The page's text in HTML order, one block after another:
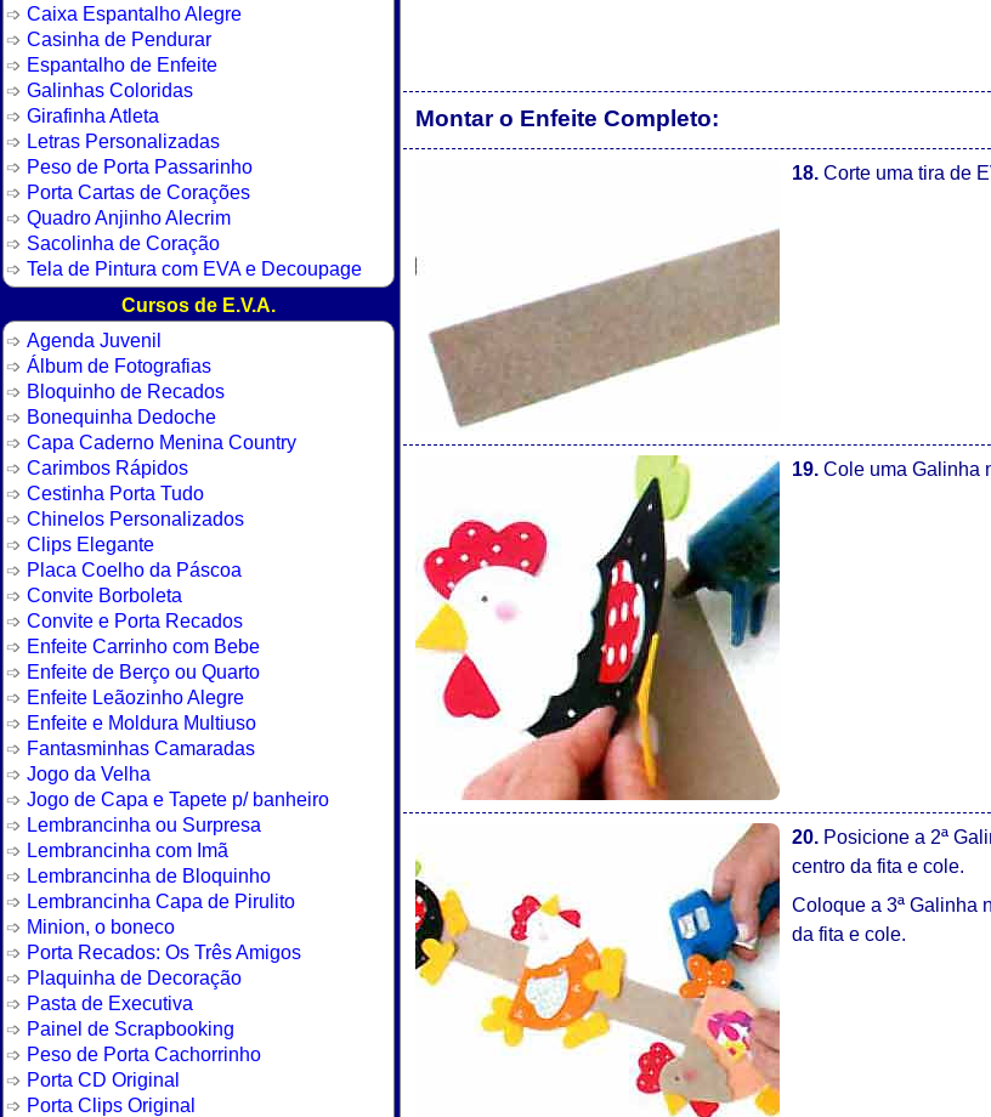
Montar o Enfeite Completo:
18. Corte uma tira de
19. Cole uma Galinha
20. Posicione a 2ª
centro da fita e cole.
Coloque a 3ª Galinha
da fita e cole.
Caixa Espantalho Alegre
Casinha de Pendurar
Espantalho de Enfeite
Galinhas Coloridas
Girafinha Atleta
Letras Personalizadas
Peso de Porta Passarinho
Porta Cartas de Corações
Quadro Anjinho Alecrim
Sacolinha de Coração
Tela de Pintura com EVA e Decoupage
Cursos de E.V.A.
Agenda Juvenil
Álbum de Fotografias
Bloquinho de Recados
Bonequinha Dedoche
Capa Caderno Menina Country
Carimbos Rápidos
Cestinha Porta Tudo
Chinelos Personalizados
Clips Elegante
Placa Coelho da Páscoa
Convite Borboleta
Convite e Porta Recados
Enfeite Carrinho com Bebe
Enfeite de Berço ou Quarto
Enfeite Leãozinho Alegre
Enfeite e Moldura Multiuso
Fantasminhas Camaradas
Jogo da Velha
Jogo de Capa e Tapete p/ banheiro
Lembrancinha ou Surpresa
Lembrancinha com Imã
Lembrancinha de Bloquinho
Lembrancinha Capa de Pirulito
Minion, o boneco
Porta Recados: Os Três Amigos
Plaquinha de Decoração
Pasta de Executiva
Painel de Scrapbooking
Peso de Porta Cachorrinho
Porta CD Original
Porta Clips Original